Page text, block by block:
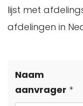
lijst met
afdelingen in
Leave
this
Naam
aanvrager